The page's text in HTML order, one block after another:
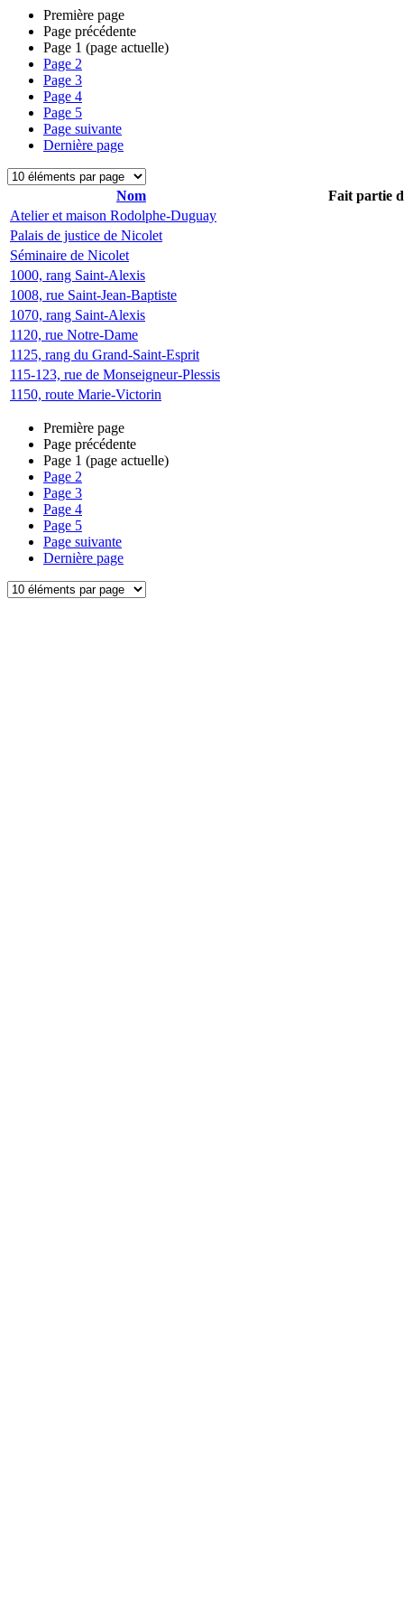
Première page
Page précédente
Page 1 (page actuelle)
Page 2
Page 3
Page 4
Page 5
Page suivante
Dernière page
Nom
Fait partie
Atelier et maison Rodolphe-Duguay
Palais de justice de Nicolet
Séminaire de Nicolet
1000, rang Saint-Alexis
1008, rue Saint-Jean-Baptiste
1070, rang Saint-Alexis
1120, rue Notre-Dame
1125, rang du Grand-Saint-Esprit
115-123, rue de Monseigneur-Plessis
1150, route Marie-Victorin
Première page
Page précédente
Page 1 (page actuelle)
Page 2
Page 3
Page 4
Page 5
Page suivante
Dernière page